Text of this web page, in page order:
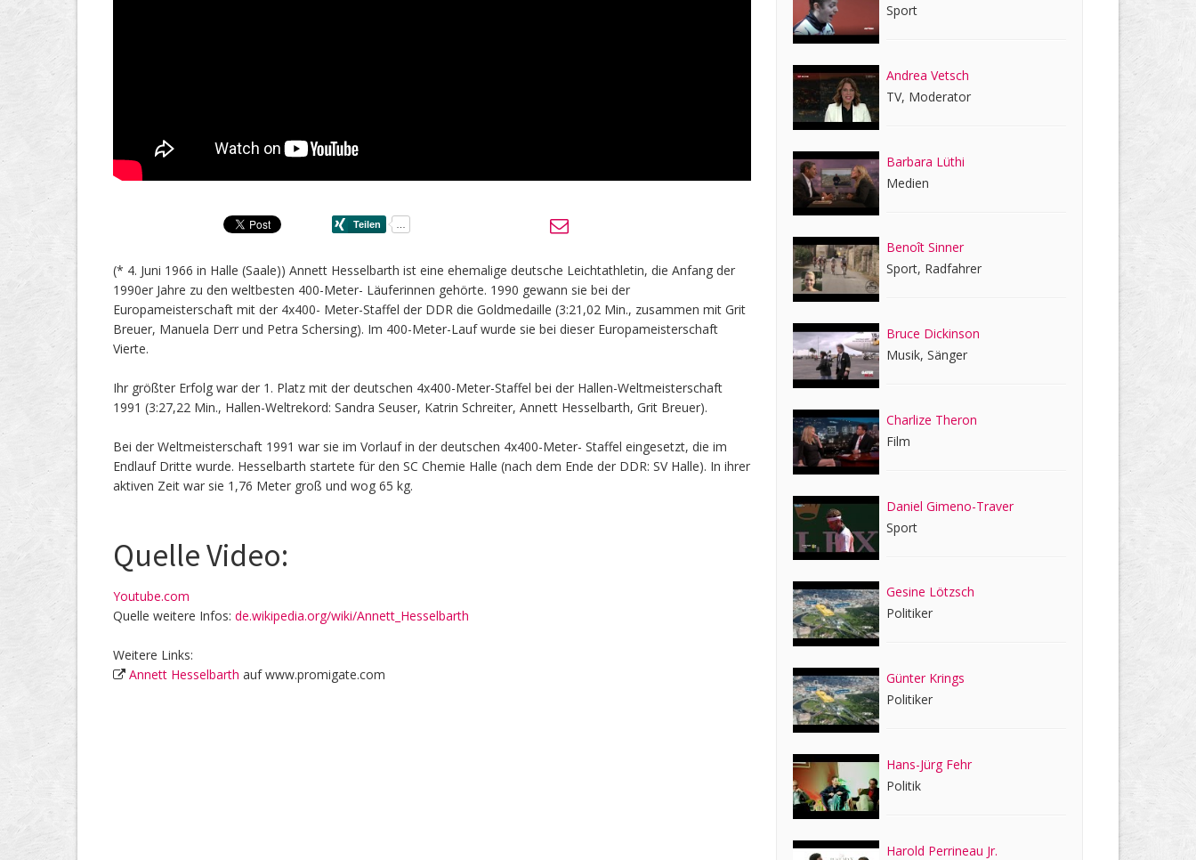
(* 4. Juni 1966 in Halle (Saale)) Annett Hesselbarth ist eine ehemalige deutsche Leichtathletin, die Anfang der
1990er Jahre zu den weltbesten 400-Meter- Läuferinnen gehörte. 1990 gewann sie bei der
Europameisterschaft mit der 4x400- Meter-Staffel der DDR die Goldmedaille (3:21,02 Min., zusammen mit Grit
Breuer, Manuela Derr und Petra Schersing). Im 400-Meter-Lauf wurde sie bei dieser Europameisterschaft
Vierte.
Ihr größter Erfolg war der 1. Platz mit der deutschen 4x400-Meter-Staffel bei der Hallen-Weltmeisterschaft
1991 (3:27,22 Min., Hallen-Weltrekord: Sandra Seuser, Katrin Schreiter, Annett Hesselbarth, Grit Breuer).
Bei der Weltmeisterschaft 1991 war sie im Vorlauf in der deutschen 4x400-Meter- Staffel eingesetzt, die im
Endlauf Dritte wurde. Hesselbarth startete für den SC Chemie Halle (nach dem Ende der DDR: SV Halle). In ihrer
aktiven Zeit war sie 1,76 Meter groß und wog 65 kg.
Quelle Video:
Youtube.com
Quelle weitere Infos: de.wikipedia.org/wiki/Annett_Hesselbarth
Weitere Links:
Annett Hesselbarth auf www.promigate.com
Sport
Andrea Vetsch
TV, Moderator
Barbara Lüthi
Medien
Benoît Sinner
Sport, Radfahrer
Bruce Dickinson
Musik, Sänger
Charlize Theron
Film
Daniel Gimeno-Traver
Sport
Gesine Lötzsch
Politiker
Günter Krings
Politiker
Hans-Jürg Fehr
Politik
Harold Perrineau Jr.